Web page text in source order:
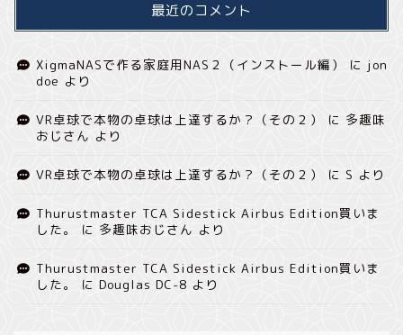
最近のコメント
XigmaNASで作る家庭用NAS２（インストール編） に jon
doe より
VR卓球で本物の卓球は上達するか？（その２） に 多趣味
おじさん より
VR卓球で本物の卓球は上達するか？（その２） に S より
Thurustmaster TCA Sidestick Airbus Edition買いま
した。
に 多趣味おじさん より
Thurustmaster TCA Sidestick Airbus Edition買いま
した。
に Douglas DC-8 より